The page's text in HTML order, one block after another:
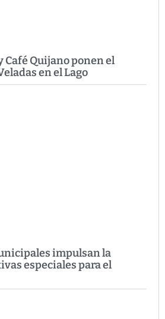
Café Quijano ponen el
en el Lago
impulsan la
especiales para el